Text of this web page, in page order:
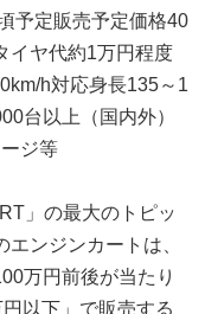
予定販売予定価格40
イヤ代約1万円程度
h対応身長135～1
台以上（国内外）
ジ等
」の最大のトピッ
ンジンカートは、
万円前後が当たり
以下」で販売する